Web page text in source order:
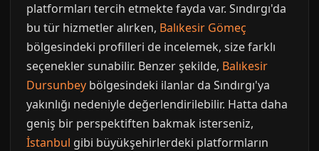
platformları tercih etmekte fayda var. Sındırgı'da
bu tür hizmetler alırken, Balıkesir Gömeç
bölgesindeki profilleri de incelemek, size farklı
seçenekler sunabilir. Benzer şekilde, Balıkesir
Dursunbey bölgesindeki ilanlar da Sındırgı'ya
yakınlığı nedeniyle değerlendirilebilir. Hatta daha
geniş bir perspektiften bakmak isterseniz,
İstanbul gibi büyükşehirlerdeki platformların